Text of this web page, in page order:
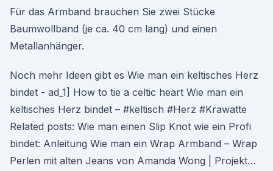
Für das Armband brauchen Sie zwei Stücke
Baumwollband (je ca. 40 cm lang) und einen
Metallanhänger.
Noch mehr Ideen gibt es Wie man ein keltisches Herz
bindet - ad_1] How to tie a celtic heart Wie man ein
keltisches Herz bindet – #keltisch #Herz #Krawatte
Related posts: Wie man einen Slip Knot wie ein Profi
bindet: Anleitung Wie man ein Wrap Armband – Wrap
Perlen mit alten Jeans von Amanda Wong | Projekt…